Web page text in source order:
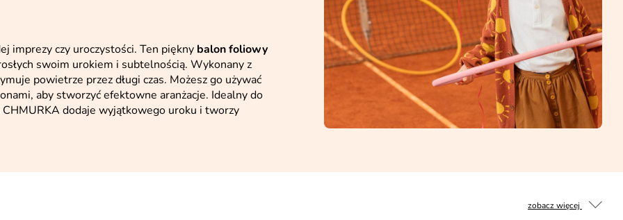
imprezy czy uroczystości. Ten piękny balon foliowy
swoim urokiem i subtelnością. Wykonany z
powietrze przez długi czas. Możesz go używać
aby stworzyć efektowne aranżacje. Idealny do
dodaje wyjątkowego uroku i tworzy
zobacz więcej